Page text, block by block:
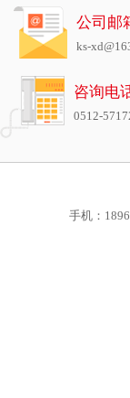
公司邮
ks-
咨询电
0512-
手机：